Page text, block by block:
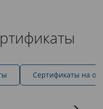
Сертификаты на